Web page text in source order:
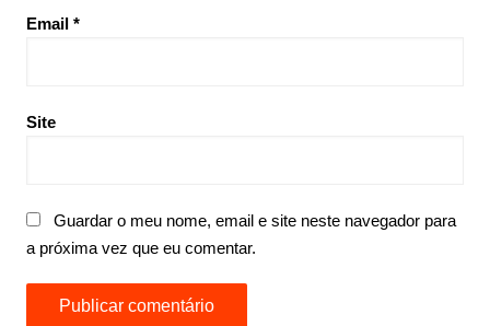
Email *
Site
Guardar o meu nome, email e site neste navegador para
a próxima vez que eu comentar.